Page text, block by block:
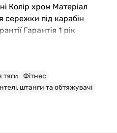
Колір хром Матеріал
сережки під карабін
Гарантія 1 рік
тяги
Фітнес
штанги та обтяжувачі